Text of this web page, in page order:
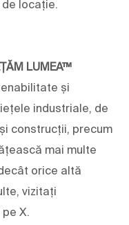
locație.
LUMEA™
și
industriale, de
construcții, precum
mai multe
orice altă
vizitați
X.